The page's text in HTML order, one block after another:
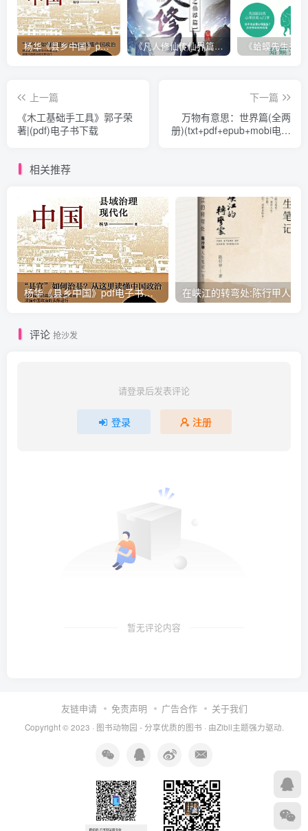
杨华《县乡中国》pdf电子书下载 《凡人修仙传仙界篇 》忘语著|(epub+mobi+pdf)电子书下载
上一篇
《木工基础手工具》郭子荣
著|(pdf)电子书下载
下一篇
万物有意思：世界篇(全两
册)(txt+pdf+epub+mobi电子
相关推荐
杨华《县乡中国》pdf电子书下载
评论 抢沙发
请登录后发表评论
登录 注册
暂无评论内容
友链申请 免责声明 广告合作 关于我们
Copyright © 2023 · 图书动物园 - 分享优质的图书 · 由Zibll主题强力驱动.